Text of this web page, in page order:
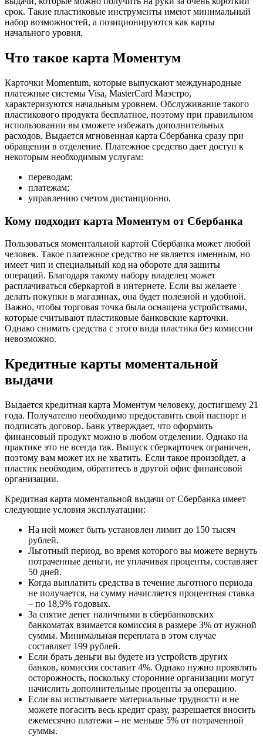
срок. Такие пластиковые инструменты имеют минимальный
набор возможностей, а позиционируются как карты
начального уровня.
Что такое карта Моментум
Карточки Momentum, которые выпускают международные
платежные системы Visa, MasterCard Маэстро,
характеризуются начальным уровнем. Обслуживание такого
пластикового продукта бесплатное, поэтому при правильном
использовании вы сможете избежать дополнительных
расходов. Выдается мгновенная карта Сбербанка сразу при
обращении в отделение. Платежное средство дает доступ к
некоторым необходимым услугам:
переводам;
платежам;
управлению счетом дистанционно.
Кому подходит карта Моментум от Сбербанка
Пользоваться моментальной картой Сбербанка может любой
человек. Такое платежное средство не является именным, но
имеет чип и специальный код на обороте для защиты
операций. Благодаря такому набору владелец может
расплачиваться сберкартой в интернете. Если вы желаете
делать покупки в магазинах, она будет полезной и удобной.
Важно, чтобы торговая точка была оснащена устройствами,
которые считывают пластиковые банковские карточки.
Однако снимать средства с этого вида пластика без комиссии
невозможно.
Кредитные карты моментальной
выдачи
Выдается кредитная карта Моментум человеку, достигшему 21
года. Получателю необходимо предоставить свой паспорт и
подписать договор. Банк утверждает, что оформить
финансовый продукт можно в любом отделении. Однако на
практике это не всегда так. Выпуск сберкарточек ограничен,
поэтому вам может их не хватить. Если такое произойдет, а
пластик необходим, обратитесь в другой офис финансовой
организации.
Кредитная карта моментальной выдачи от Сбербанка имеет
следующие условия эксплуатации:
На ней может быть установлен лимит до 150 тысяч
рублей.
Льготный период, во время которого вы можете вернуть
потраченные деньги, не уплачивая проценты, составляет
50 дней.
Когда выплатить средства в течение льготного периода
не получается, на сумму начисляется процентная ставка
– по 18,9% годовых.
За снятие денег наличными в сбербанковских
банкоматах взимается комиссия в размере 3% от нужной
суммы. Минимальная переплата в этом случае
составляет 199 рублей.
Если брать деньги вы будете из устройств других
банков, комиссия составит 4%. Однако нужно проявлять
осторожность, поскольку сторонние организации могут
начислить дополнительные проценты за операцию.
Если вы испытываете материальные трудности и не
можете погасить весь кредит сразу, разрешается вносить
ежемесячно платежи – не меньше 5% от потраченной
суммы.